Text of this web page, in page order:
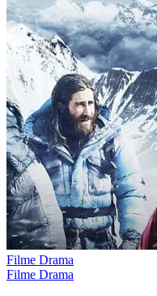
Filme Drama
Filme Drama